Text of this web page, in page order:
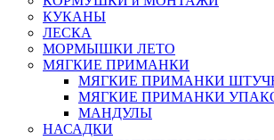
КУКАНЫ
ЛЕСКА
МОРМЫШКИ ЛЕТО
МЯГКИЕ ПРИМАНКИ
МЯГКИЕ ПРИМАНКИ
МЯГКИЕ ПРИМАНКИ
МАНДУЛЫ
НАСАДКИ